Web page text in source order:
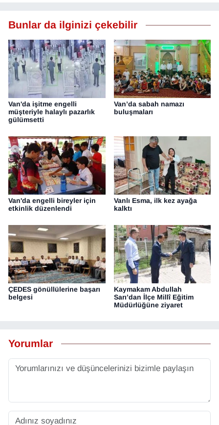
Bunlar da ilginizi çekebilir
Van'da işitme engelli
müşteriyle halaylı pazarlık
gülümsetti
Van’da sabah namazı
buluşmaları
Van'da engelli bireyler için
etkinlik düzenlendi
Vanlı Esma, ilk kez ayağa
kalktı
ÇEDES gönüllülerine başarı
belgesi
Kaymakam Abdullah
Sarı’dan İlçe Millî Eğitim
Müdürlüğüne ziyaret
Yorumlar